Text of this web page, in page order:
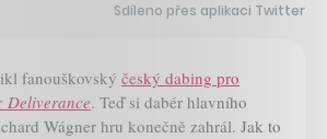
Sdíleno přes aplikaci Twitter
fanouškovský český dabing pro
Deliverance. Teď si dabér hlavního
Wágner hru konečně zahrál. Jak to